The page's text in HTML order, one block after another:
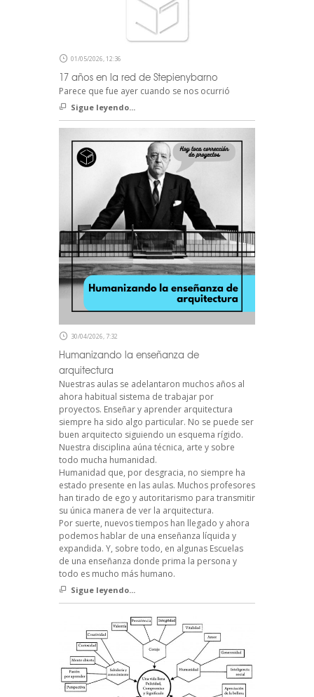
01/05/2026, 12:36
17 años en la red de Stepienybarno
Parece que fue ayer cuando se nos ocurrió
Sigue leyendo...
30/04/2026, 7:32
Humanizando la enseñanza de
arquitectura
Nuestras aulas se adelantaron muchos años al
ahora habitual sistema de trabajar por
proyectos. Enseñar y aprender arquitectura
siempre ha sido algo particular. No se puede ser
buen arquitecto siguiendo un esquema rígido.
Nuestra disciplina aúna técnica, arte y sobre
todo mucha humanidad.
Humanidad que, por desgracia, no siempre ha
estado presente en las aulas. Muchos profesores
han tirado de ego y autoritarismo para transmitir
su única manera de ver la arquitectura.
Por suerte, nuevos tiempos han llegado y ahora
podemos hablar de una enseñanza líquida y
expandida. Y, sobre todo, en algunas Escuelas
de una enseñanza donde prima la persona y
todo es mucho más humano.
Sigue leyendo...